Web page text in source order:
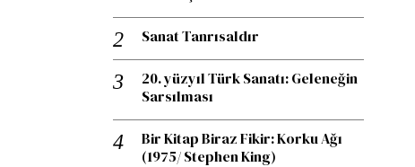
Sanat Tanrısaldır
20. yüzyıl Türk Sanatı: Geleneğin
Sarsılması
Bir Kitap Biraz Fikir: Korku Ağı
(1975/ Stephen King)